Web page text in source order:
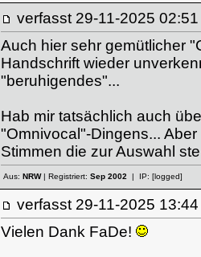
verfasst 29-11-2025
Auch hier sehr gemütlicher
Handschrift wieder
"beruhigendes"...
Hab mir tatsächlich auch
"Omnivocal"-Dingens...
Stimmen die zur Auswahl
Aus: NRW| Registriert: Sep 2002| IP: [logged]
verfasst 29-11-2025
Vielen Dank FaDe!